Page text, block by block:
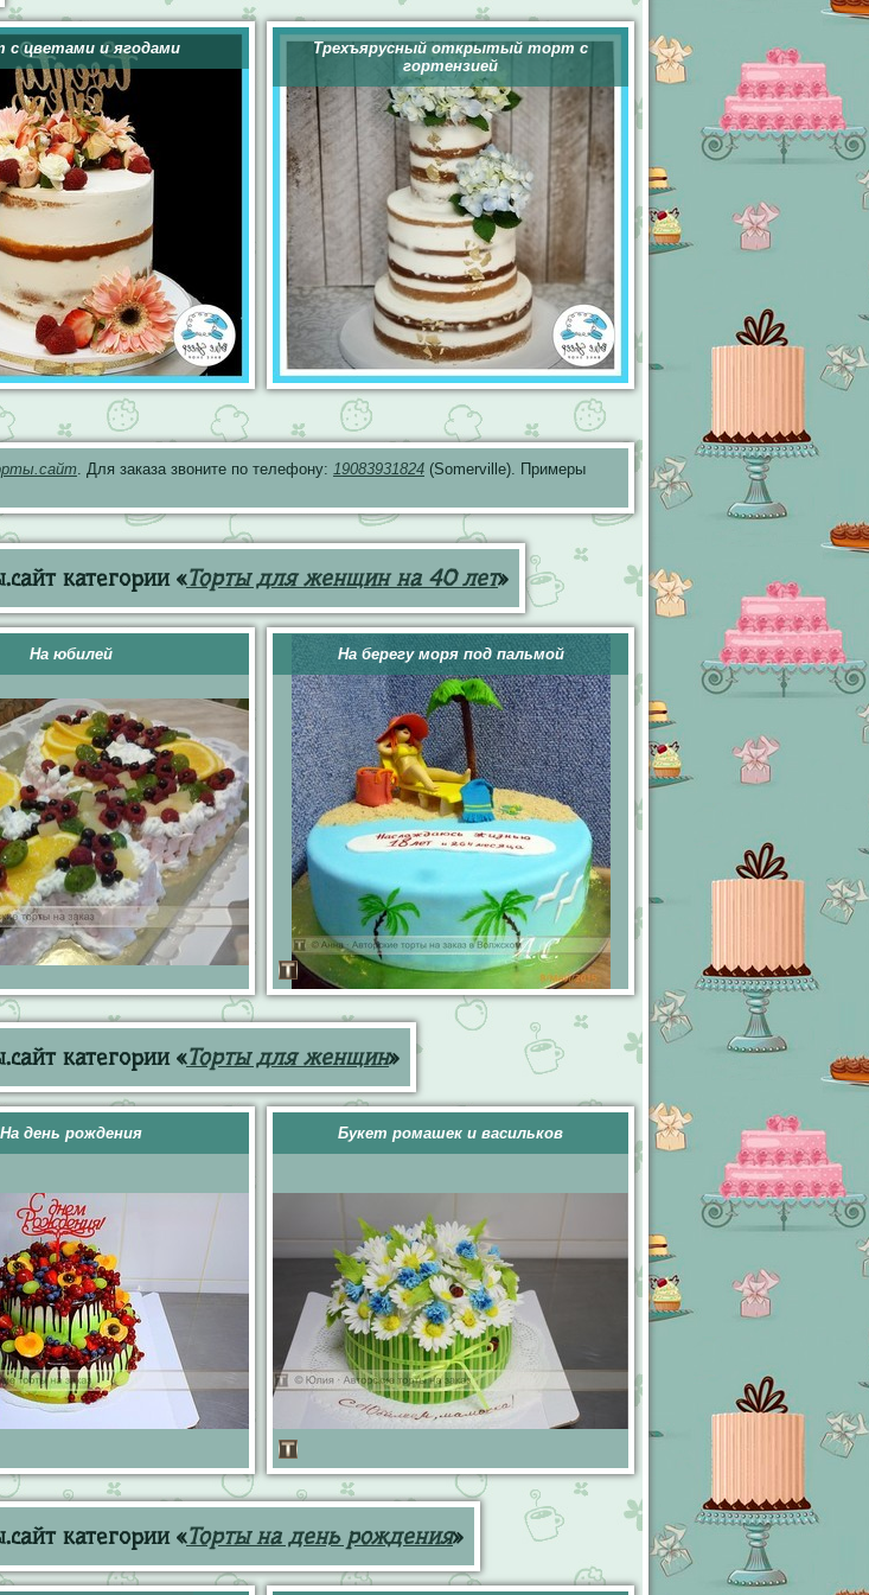
с цветами и ягодами
Трехъярусный открытый торт с
гортензией
. Для заказа звоните по телефону: 19083931824 (Somerville). Примеры
категории «Торты для женщин на 40 лет»
На юбилей На берегу моря под пальмой
категории «Торты для женщин»
На день рождения Букет ромашек и васильков
категории «Торты на день рождения»